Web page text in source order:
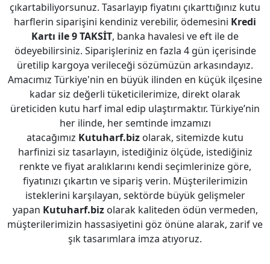
çıkartabiliyorsunuz. Tasarlayıp fiyatını çıkarttığınız kutu
harflerin siparişini kendiniz verebilir, ödemesini Kredi
Kartı ile 9 TAKSİT, banka havalesi ve eft ile de
ödeyebilirsiniz. Siparişleriniz en fazla 4 gün içerisinde
üretilip kargoya verileceği sözümüzün arkasındayız.
Amacımız Türkiye'nin en büyük ilinden en küçük ilçesine
kadar siz değerli tüketicilerimize, direkt olarak
üreticiden kutu harf imal edip ulaştırmaktır. Türkiye’nin
her ilinde, her semtinde imzamızı
atacağımız Kutuharf.biz olarak, sitemizde kutu
harfinizi siz tasarlayın, istediğiniz ölçüde, istediğiniz
renkte ve fiyat aralıklarını kendi seçimlerinize göre,
fiyatınızı çıkartın ve sipariş verin. Müşterilerimizin
isteklerini karşılayan, sektörde büyük gelişmeler
yapan Kutuharf.bizolarak kaliteden ödün vermeden,
müşterilerimizin hassasiyetini göz önüne alarak, zarif ve
şık tasarımlara imza atıyoruz.